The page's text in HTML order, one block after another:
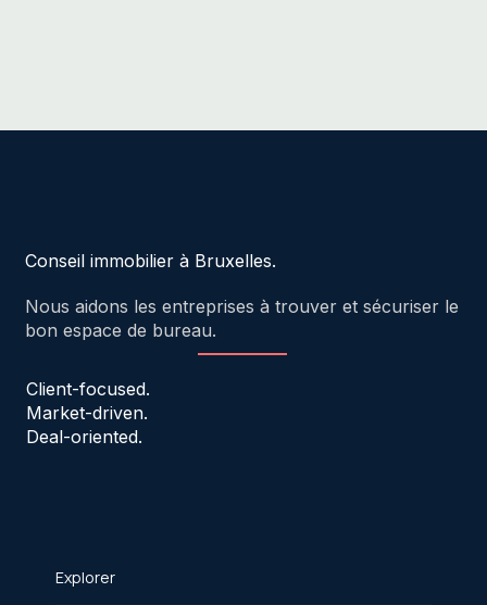
Conseil immobilier à Bruxelles.
Nous aidons les entreprises à trouver et sécuriser le
bon espace de bureau.
Client-focused.
Market-driven.
Deal-oriented.
Explorer